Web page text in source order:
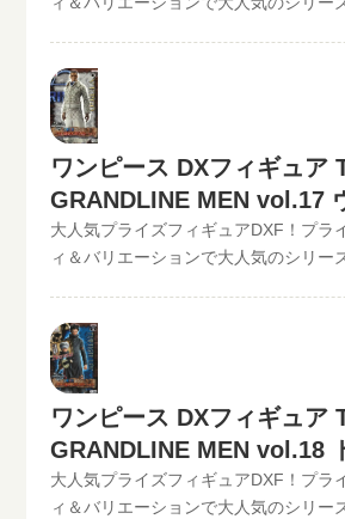
取査定はJANコードのみでの仮買取査
封品or未開封）ご入力いただけます。
法でも仮買取査定が可能です。といま
キャンペーン情報
仮買取査定金額に納得したら、無料宅
フォームからお申込みください。とい
の宅配キットが届いたら、ダンボール
送るだけ。自宅から出ることなく、お
のが売れます！宅配買取可能地域は、
でもお買取り可能です！買取査定価格
全て無料です。JANコード入力で更に
ります。かんたん買取査定はJANコー
定可能!!状態も（開封品or未開封）ご
下記のような入力方法でも仮買取査定
まる。開催中の買取キャンペーン情報
取中！！2022/06/07更新！《現在、各
が遅れているものがありますが、ご依
は全て最新の相場で改めて買取査定致
ください。》ワンピース DXフィギュ
GRANDLINE MEN vol.17 ドフラミンゴ
500円（未開封の場合）
のワンピースDXフィギュアの最新買取
仮買取査定金額に納得したら、無料宅
フォームからお申込みください。とい
の宅配キットが届いたら、ダンボール
送るだけ。自宅から出ることなく、お
のが売れます！宅配買取可能地域は、
でもお買取り可能です！買取査定価格
全て無料です。JANコード入力で更に
ワンピース DXフィギュア
GRANDLINE MEN vol.17
取価格
大人気プライズフィギュアDXF！プラ
ィ＆バリエーションで大人気のシリー
取中！！2022/06/07更新！《現在、各
が遅れているものがありますが、ご依
は全て最新の相場で改めて買取査定致
ください。》ワンピース DXフィギュ
GRANDLINE MEN vol.17 ヴェルゴ現在
円（未開封の場合）
ンピースDXフィギュアの最新買取価格
ワンピース DXフィギュア
GRANDLINE MEN vol.18
ー・ローの買取価格
大人気プライズフィギュアDXF！プラ
ィ＆バリエーションで大人気のシリー